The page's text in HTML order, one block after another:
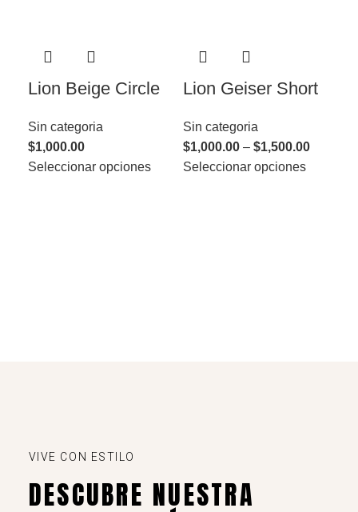
Lion Beige Circle
Sin categoria
$1,000.00
Seleccionar opciones
Lion Geiser Short
Sin categoria
$1,000.00 – $1,500.00
Seleccionar opciones
VIVE CON ESTILO
DESCUBRE NUESTRA